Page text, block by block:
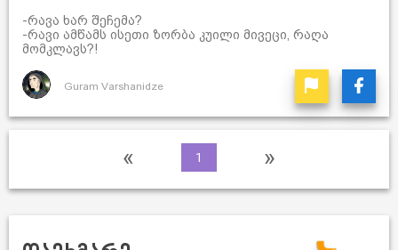
-რავა ხარ შეჩემა?
-რავი ამწამს ისეთი ზორბა კუილი მივეცი, რაღა
მომკლავს?!
Guram Varshanidze
« 1 »